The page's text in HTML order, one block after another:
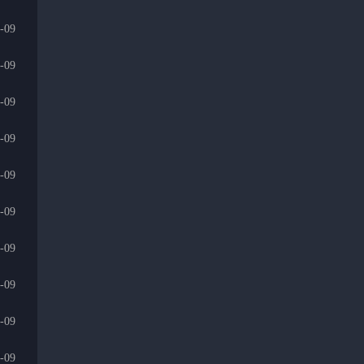
09
09
09
09
09
09
09
09
09
09